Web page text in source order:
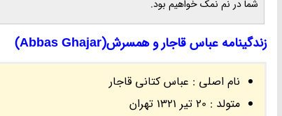
شما در نم نمک خواهیم بود.
زندگینامه عباس قاجار و همسرش(Abbas Ghajar)
نام اصلی : عباس کتانی قاجار
متولد : 20 تیر 1321 تهران